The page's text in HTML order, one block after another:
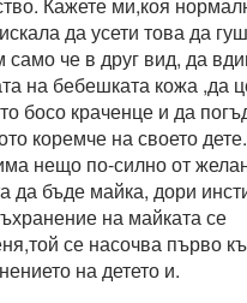
Кажете ми,коя
да усети това да
че в друг вид, да
на бебешката кожа ,да
босо краченце и да
коремче на своето
нещо по-силно от
да бъде майка, дори
на майката се
се насочва първо
на детето и.